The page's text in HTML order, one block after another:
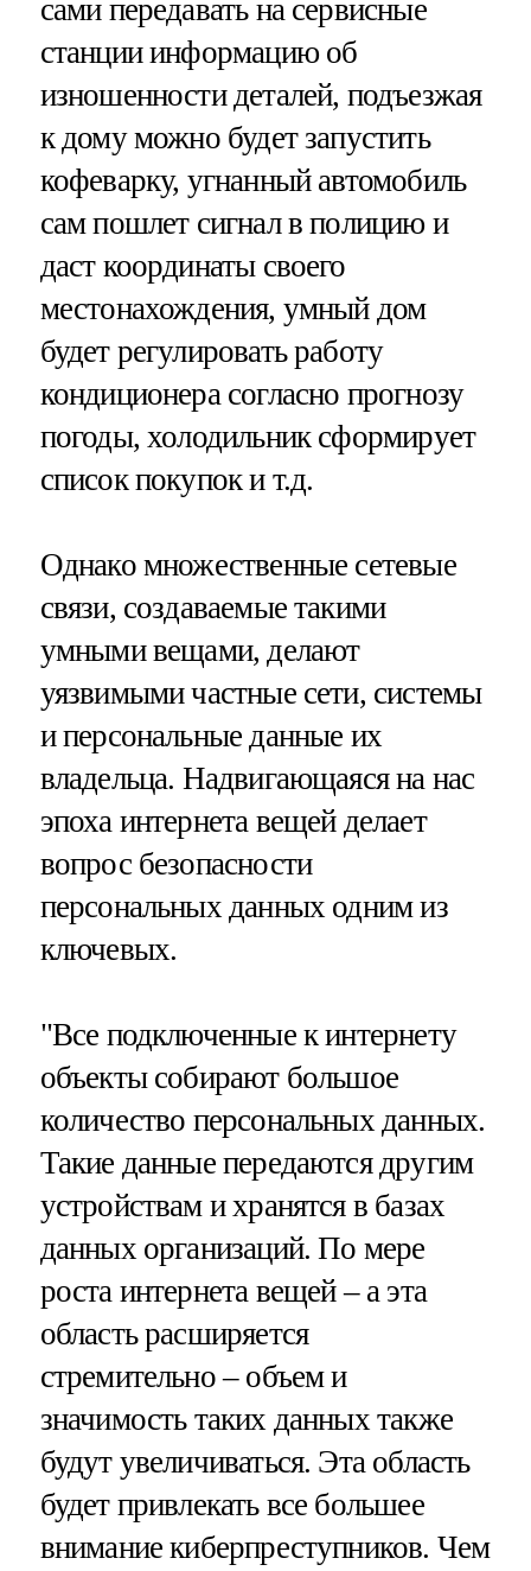
сами передавать на сервисные
станции информацию об
изношенности деталей, подъезжая
к дому можно будет запустить
кофеварку, угнанный автомобиль
сам пошлет сигнал в полицию и
даст координаты своего
местонахождения, умный дом
будет регулировать работу
кондиционера согласно прогнозу
погоды, холодильник сформирует
список покупок и т.д.
Однако множественные сетевые
связи, создаваемые такими
умными вещами, делают
уязвимыми частные сети, системы
и персональные данные их
владельца. Надвигающаяся на нас
эпоха интернета вещей делает
вопрос безопасности
персональных данных одним из
ключевых.
"Все подключенные к интернету
объекты собирают большое
количество персональных данных.
Такие данные передаются другим
устройствам и хранятся в базах
данных организаций. По мере
роста интернета вещей – а эта
область расширяется
стремительно – объем и
значимость таких данных также
будут увеличиваться. Эта область
будет привлекать все большее
внимание киберпреступников. Чем